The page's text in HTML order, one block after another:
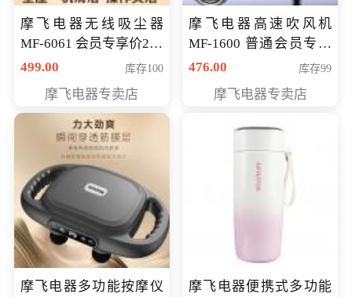
摩飞电器无线吸尘器
MF-6061 会员专享价299
元
499.00 库存100
摩飞电器专卖店
摩飞电器高速吹风机
MF-1600 普通会员专享
价298元
476.00 库存99
摩飞电器专卖店
摩飞电器多功能按摩仪
摩飞电器便携式多功能